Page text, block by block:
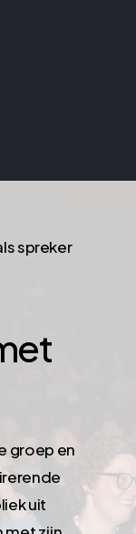
groep en
uit
spreker